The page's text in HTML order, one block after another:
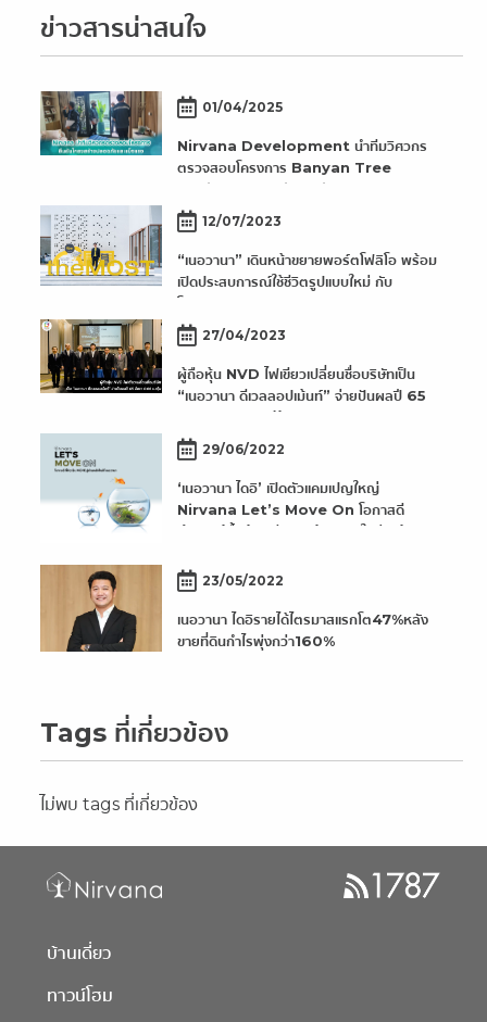
ข่าวสารน่าสนใจ
01/04/2025
Nirvana Development นำทีมวิศวกร
ตรวจสอบโครงการ Banyan Tree
Residences Riverside Bangkok
ยืนยันโครงสร้างปลอดภัยและแข็งแรง
12/07/2023
“เนอวานา” เดินหน้าขยายพอร์ตโฟลิโอ พร้อม
เปิดประสบการณ์ใช้ชีวิตรูปแบบใหม่ กับ
โครงการ “The MOST
Rattanathibet”
27/04/2023
ผู้ถือหุ้น NVD ไฟเขียวเปลี่ยนชื่อบริษัทเป็น
“เนอวานา ดีเวลลอปเม้นท์” จ่ายปันผลปี 65
อัตรา 0.06 บ./หุ้น
29/06/2022
‘เนอวานา ไดอิ’ เปิดตัวแคมเปญใหญ่
Nirvana Let’s Move On โอกาสดี
สำหรับผู้ซื้อบ้าน รีบจองบ้านหลังใหม่ พร้อม
23/05/2022
เนอวานา ไดอิรายได้ไตรมาสแรกโต47%หลัง
ขายที่ดินกำไรพุ่งกว่า160%
Tags ที่เกี่ยวข้อง
ไม่พบ tags ที่เกี่ยวข้อง
บ้านเดี่ยว
ทาวน์โฮม